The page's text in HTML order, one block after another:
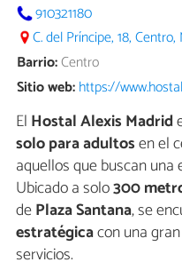
910321180
C. del Príncipe, 18,
Barrio:Centro
Sitio web:https://
El Hostal Alexis Madrid
solo para adultosen el
aquellos que buscan
Ubicado a solo300
dePlaza Santana, se
estratégicacon una
servicios.